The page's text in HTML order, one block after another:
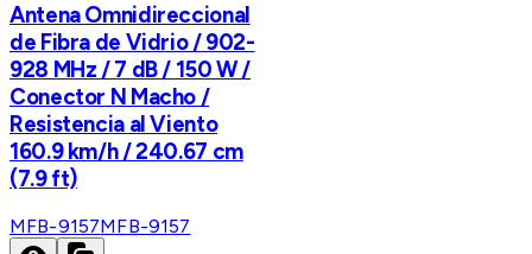
Antena Omnidireccional
de Fibra de Vidrio / 902-
928 MHz / 7 dB / 150 W /
Conector N Macho /
Resistencia al Viento
160.9 km/h / 240.67 cm
(7.9 ft)
MFB-9157MFB-9157